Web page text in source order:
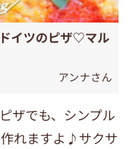
イツのピザ♡マル
アンナさん
ザでも、シンプル
れますよ♪サクサ